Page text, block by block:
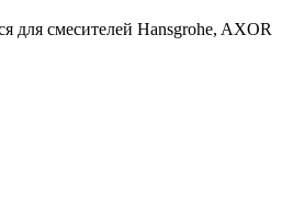
для смесителей Hansgrohe, AXOR